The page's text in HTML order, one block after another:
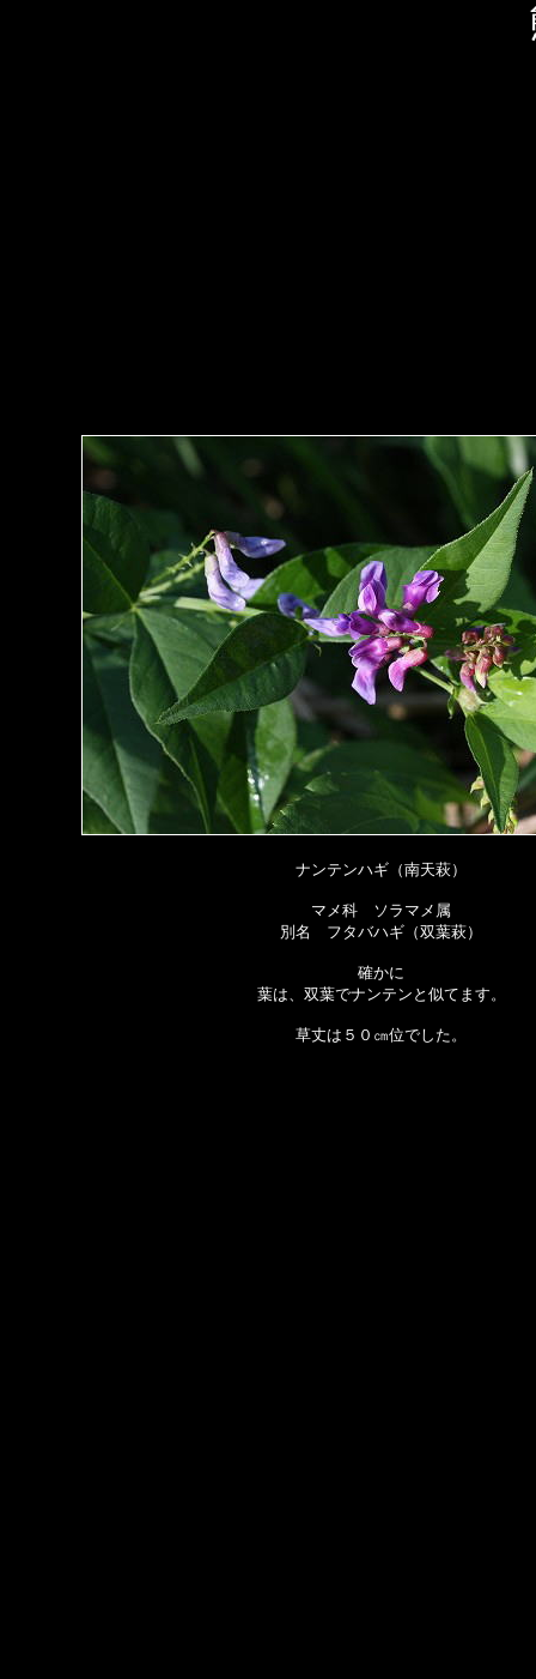
ナンテンハギ（南天萩）
マメ科 ソラマメ属
別名 フタバハギ（双葉萩）
確かに
葉は、双葉でナンテンと似てます。
草丈は５０㎝位でした。